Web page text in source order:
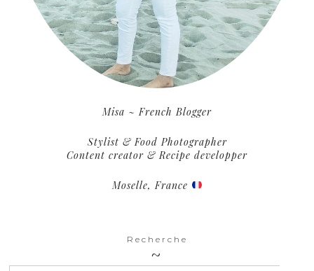
Misa ~ French Blogger
Stylist & Food Photographer
Content creator & Recipe developper
Moselle, France
Recherche
SEARCH